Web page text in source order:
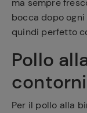
ma sempre
bocca dopo
quindi perfetto
Pollo
Per il pollo alla